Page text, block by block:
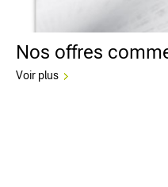
Nos offres
Voir plus